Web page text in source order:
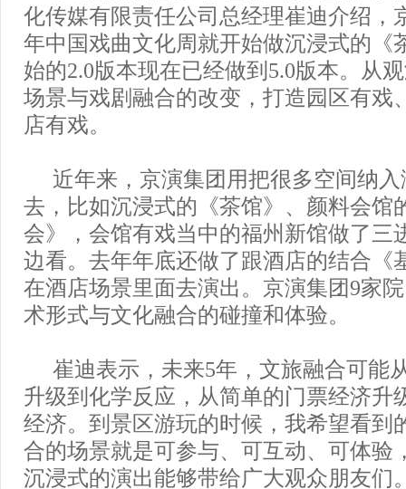
化传媒有限责任公司总经理崔迪介绍，
年中国戏曲文化周就开始做沉浸式的《
始的2.0版本现在已经做到5.0版本。从
场景与戏剧融合的改变，打造园区有戏
店有戏。
近年来，京演集团用把很多空间纳
去，比如沉浸式的《茶馆》、颜料会馆
会》，会馆有戏当中的福州新馆做了三
边看。去年年底还做了跟酒店的结合《
在酒店场景里面去演出。京演集团9家
术形式与文化融合的碰撞和体验。
崔迪表示，未来5年，文旅融合可能
升级到化学反应，从简单的门票经济升
经济。到景区游玩的时候，我希望看到
合的场景就是可参与、可互动、可体验
沉浸式的演出能够带给广大观众朋友们